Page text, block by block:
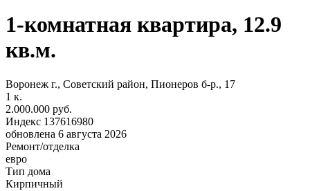
1-комнатная квартира, 12.9
кв.м.
Воронеж г., Советский район, Пионеров б-р., 17
1 к.
2.000.000 руб.
Индекс 137616980
обновлена 6 августа 2026
Ремонт/отделка
евро
Тип дома
Кирпичный